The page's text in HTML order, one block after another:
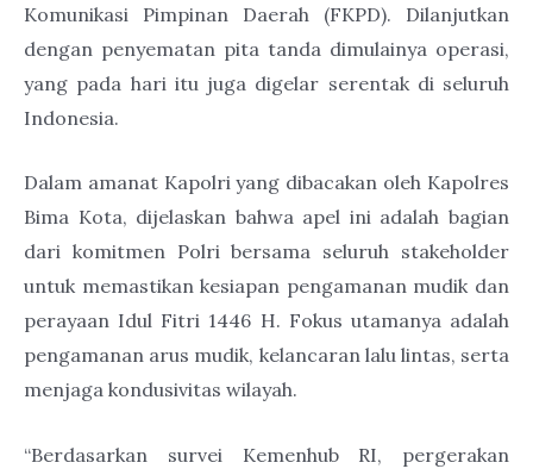
Komunikasi Pimpinan Daerah (FKPD). Dilanjutkan
dengan penyematan pita tanda dimulainya operasi,
yang pada hari itu juga digelar serentak di seluruh
Indonesia.
Dalam amanat Kapolri yang dibacakan oleh Kapolres
Bima Kota, dijelaskan bahwa apel ini adalah bagian
dari komitmen Polri bersama seluruh stakeholder
untuk memastikan kesiapan pengamanan mudik dan
perayaan Idul Fitri 1446 H. Fokus utamanya adalah
pengamanan arus mudik, kelancaran lalu lintas, serta
menjaga kondusivitas wilayah.
“Berdasarkan survei Kemenhub RI, pergerakan